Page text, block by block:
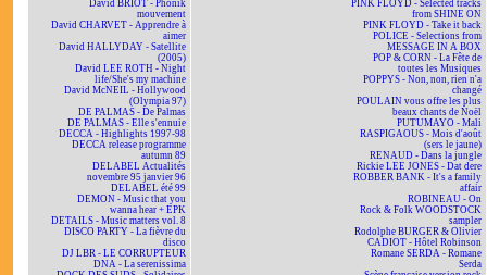
David BRIOT - Phonik
mouvement
David CHARVET - Apprendre à
aimer
David HALLYDAY - Satellite
(2005)
David LEE ROTH - Night
life/She's my machine
David McNEIL - Hollywood
(Olympia 97)
DE PALMAS - De Palmas
DE PALMAS - Elle s'ennuie
DECCA - Highlights 1997-98
DECCA release programme
autumn 89
DELABEL Actualités
novembre 95 janvier 96
DELABEL été 99
DEMON - Music that you
wanna hear + EPK
DETAILS - Music matters vol. 8
DISCO PARTY - La fièvre du
disco
DJ LBR - LE CORRUPTEUR
DNA - La serenissima
PINK FLOYD - Selected tracks
from SHINE ON
PINK FLOYD - Take it back
POLICE - Selections from
MESSAGE IN A BOX
POP & CORN - La Fête de
toutes les Musiques
POPPYS - Non, non, rien n'a
changé
POULAIN vous offre les plus
beaux chants de Noël
PUTUMAYO - Mali
RASPIGAOUS - Mois d'août
(sers le jaune)
RENAUD - Dans la jungle
Rickie LEE JONES - Dat dere
ROBBER BANK - It's a family
affair
ROBINEAU - On
Rock & Folk WOODSTOCK
sampler
Rodolphe BURGER & Olivier
CADIOT - Hôtel Robinson
Romane SERDA - Romane
Serda